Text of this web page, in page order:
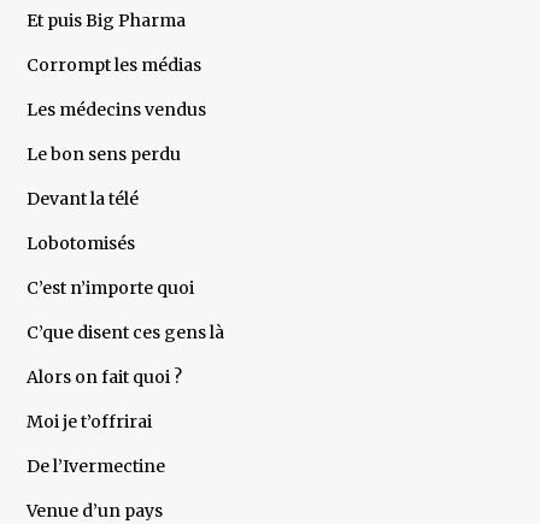
Et puis Big Pharma
Corrompt les médias
Les médecins vendus
Le bon sens perdu
Devant la télé
Lobotomisés
C’est n’importe quoi
C’que disent ces gens là
Alors on fait quoi ?
Moi je t’offrirai
De l’Ivermectine
Venue d’un pays